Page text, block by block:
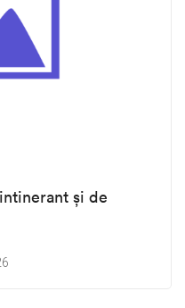
și de